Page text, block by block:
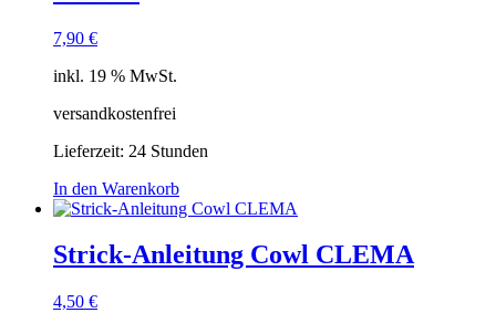
7,90 €
inkl. 19 % MwSt.
versandkostenfrei
Lieferzeit: 24 Stunden
In den Warenkorb
Strick-Anleitung Cowl CLEMA
4,50 €